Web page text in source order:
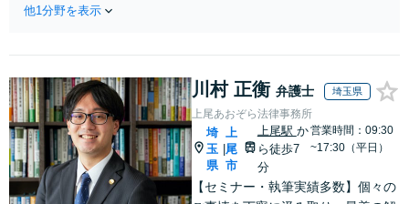
後腐れがない解決
に向けて、全力を
尽くします。
求／相続人調査など。
弟、親戚とのトラブル
など幅広く対応。他士
業とも連携可能です
【出張相談可】【東所
沢駅30秒】
他1分野を表示
川村 正衡 弁護士 埼玉県
上尾あおぞら法律事務所
埼
玉
県
上
尾
市
上尾駅 か
ら徒歩7
分
営業時間：09:30
~17:30（平日）
【セミナー・執筆実績多数】個々の